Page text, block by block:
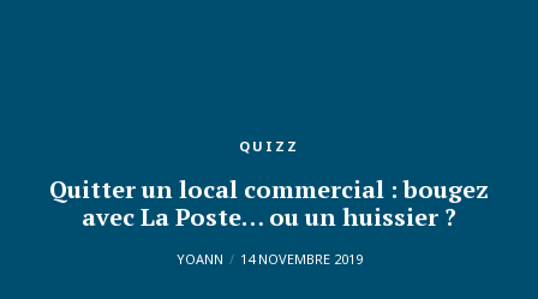
QUIZZ
Quitter un local commercial : bougez
avec La Poste… ou un huissier ?
YOANN 14 NOVEMBRE 2019